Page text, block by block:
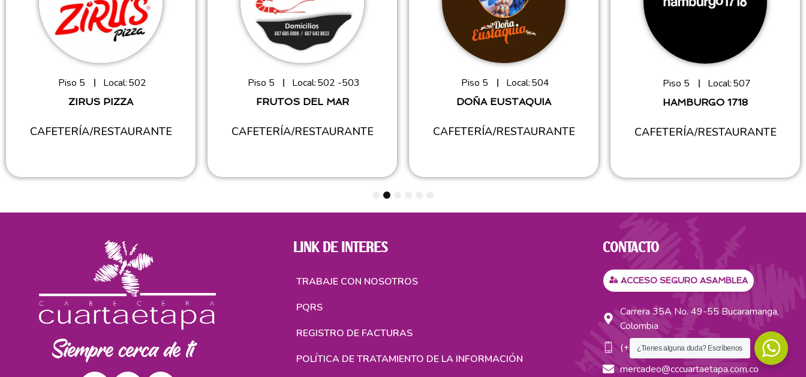
Piso 5 Local:502
ZIRUS PIZZA
CAFETERÍA/RESTAURANTE
Piso 5 Local:502 -503
FRUTOS DEL MAR
CAFETERÍA/RESTAURANTE
Piso 5 Local:504
DOÑA EUSTAQUIA
CAFETERÍA/RESTAURANTE
Piso 5 Local:507
HAMBURGO 1718
CAFETERÍA/RESTAURANTE
5
LINK DE INTERES
TRABAJE CON NOSOTROS
PQRS
REGISTRO DE FACTURAS
POLÍTICA DE TRATAMIENTO DE LA INFORMACIÓN
CONTACTO
ACCESO SEGURO ASAMBLEA
Carrera 35A No. 49-55 Bucaramanga,
Colombia
(+57) 321 3412017
mercadeo@cccuartaetapa.com.co
¿Tienes alguna duda? Escríbenos